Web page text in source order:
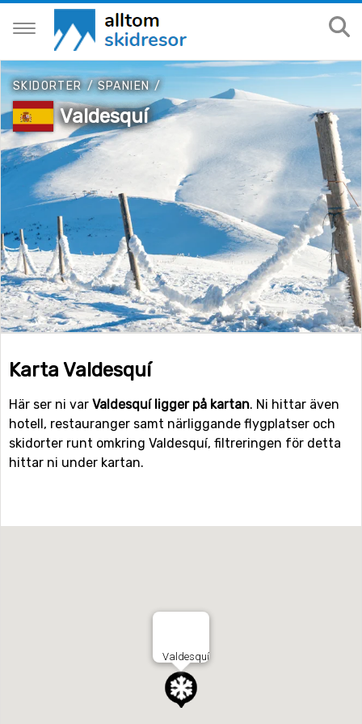
SKIDORTER /SPANIEN/
Valdesquí
Karta Valdesquí
Här ser ni var Valdesquí ligger på kartan. Ni hittar även
hotell, restauranger samt närliggande flygplatser och
skidorter runt omkring Valdesquí, filtreringen för detta
hittar ni under kartan.
Valdesquí